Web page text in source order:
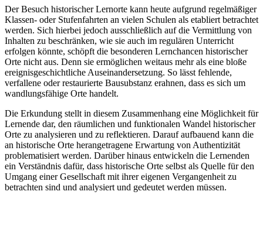
Der Besuch historischer Lernorte kann heute aufgrund regelmäßiger
Klassen- oder Stufenfahrten an vielen Schulen als etabliert betrachtet
werden. Sich hierbei jedoch ausschließlich auf die Vermittlung von
Inhalten zu beschränken, wie sie auch im regulären Unterricht
erfolgen könnte, schöpft die besonderen Lernchancen historischer
Orte nicht aus. Denn sie ermöglichen weitaus mehr als eine bloße
ereignisgeschichtliche Auseinandersetzung. So lässt fehlende,
verfallene oder restaurierte Bausubstanz erahnen, dass es sich um
wandlungsfähige Orte handelt.
Die Erkundung stellt in diesem Zusammenhang eine Möglichkeit für
Lernende dar, den räumlichen und funktionalen Wandel historischer
Orte zu analysieren und zu reflektieren. Darauf aufbauend kann die
an historische Orte herangetragene Erwartung von Authentizität
problematisiert werden. Darüber hinaus entwickeln die Lernenden
ein Verständnis dafür, dass historische Orte selbst als Quelle für den
Umgang einer Gesellschaft mit ihrer eigenen Vergangenheit zu
betrachten sind und analysiert und gedeutet werden müssen.